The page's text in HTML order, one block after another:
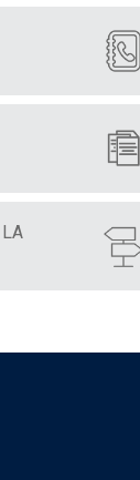
LA